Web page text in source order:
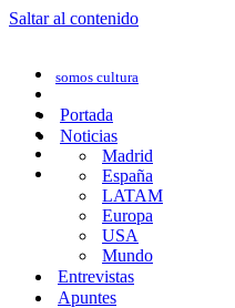
Saltar al contenido
somos cultura
Portada
Noticias
Madrid
España
LATAM
Europa
USA
Mundo
Entrevistas
Apuntes